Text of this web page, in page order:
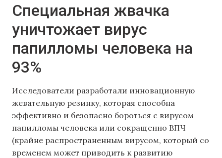
Специальная жвачка
уничтожает вирус
папилломы человека на
93%
Исследователи разработали инновационную
жевательную резинку, которая способна
эффективно и безопасно бороться с вирусом
папилломы человека или сокращенно ВПЧ
(крайне распространенным вирусом, который со
временем может приводить к развитию